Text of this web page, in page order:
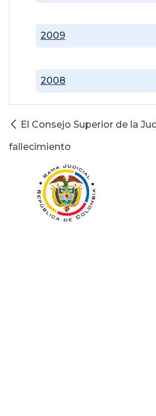
2008
2009
El Consejo Superior de la
fallecimiento